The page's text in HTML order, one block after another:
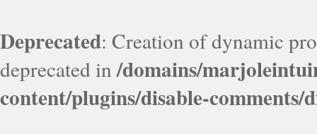
Deprecated: Creation of dynamic
deprecated in/domains/
content/plugins/disable-comments/